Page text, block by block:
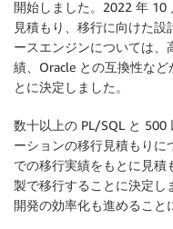
開始しました。2022 年 10
見積もり、移行に向けた
ースエンジンについては
績、Oracle との互換性など
とに決定しました。
数十以上の PL/SQL と 500
ーションの移行見積もりに
での移行実績をもとに見積
製で移行することに決定し
開発の効率化も進めること